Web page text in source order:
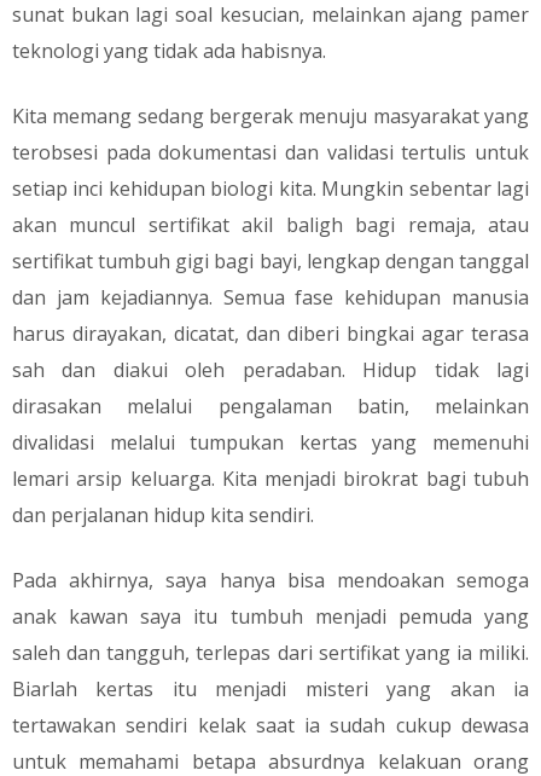
sunat bukan lagi soal kesucian, melainkan ajang pamer
teknologi yang tidak ada habisnya.
​Kita memang sedang bergerak menuju masyarakat yang
terobsesi pada dokumentasi dan validasi tertulis untuk
setiap inci kehidupan biologi kita. Mungkin sebentar lagi
akan muncul sertifikat akil baligh bagi remaja, atau
sertifikat tumbuh gigi bagi bayi, lengkap dengan tanggal
dan jam kejadiannya. Semua fase kehidupan manusia
harus dirayakan, dicatat, dan diberi bingkai agar terasa
sah dan diakui oleh peradaban. Hidup tidak lagi
dirasakan melalui pengalaman batin, melainkan
divalidasi melalui tumpukan kertas yang memenuhi
lemari arsip keluarga. Kita menjadi birokrat bagi tubuh
dan perjalanan hidup kita sendiri.
​Pada akhirnya, saya hanya bisa mendoakan semoga
anak kawan saya itu tumbuh menjadi pemuda yang
saleh dan tangguh, terlepas dari sertifikat yang ia miliki.
Biarlah kertas itu menjadi misteri yang akan ia
tertawakan sendiri kelak saat ia sudah cukup dewasa
untuk memahami betapa absurdnya kelakuan orang